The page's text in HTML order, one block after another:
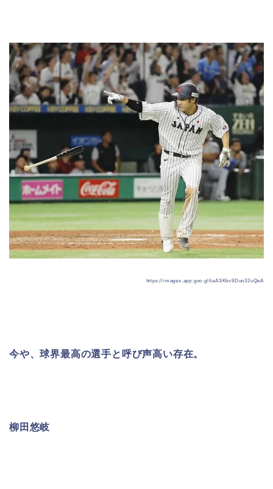
https://images.app.goo.gl/taASKbx9Dun32uQeA
今や、球界最高の選手と呼び声高い存在。
柳田悠岐